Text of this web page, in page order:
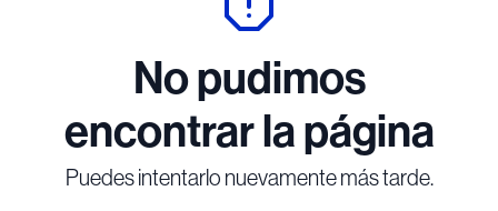
No pudimos
encontrar la página
Puedes intentarlo nuevamente más tarde.